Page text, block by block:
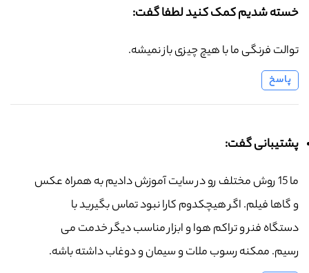
خسته شدیم کمک کنید لطفا گفت:
توالت فرنگی ما با هیچ چیزی باز نمیشه.
پاسخ
پشتیبانی گفت:
ما 15 روش مختلف رو در سایت آموزش دادیم به همراه عکس
و گاها فیلم. اگر هیچکدوم کارا نبود تماس بگیرید با
دستگاه فنر و تراکم هوا و ابزار مناسب دیگر خدمت می
رسیم. ممکنه رسوب ملات و سیمان و دوغاب داشته باشه.